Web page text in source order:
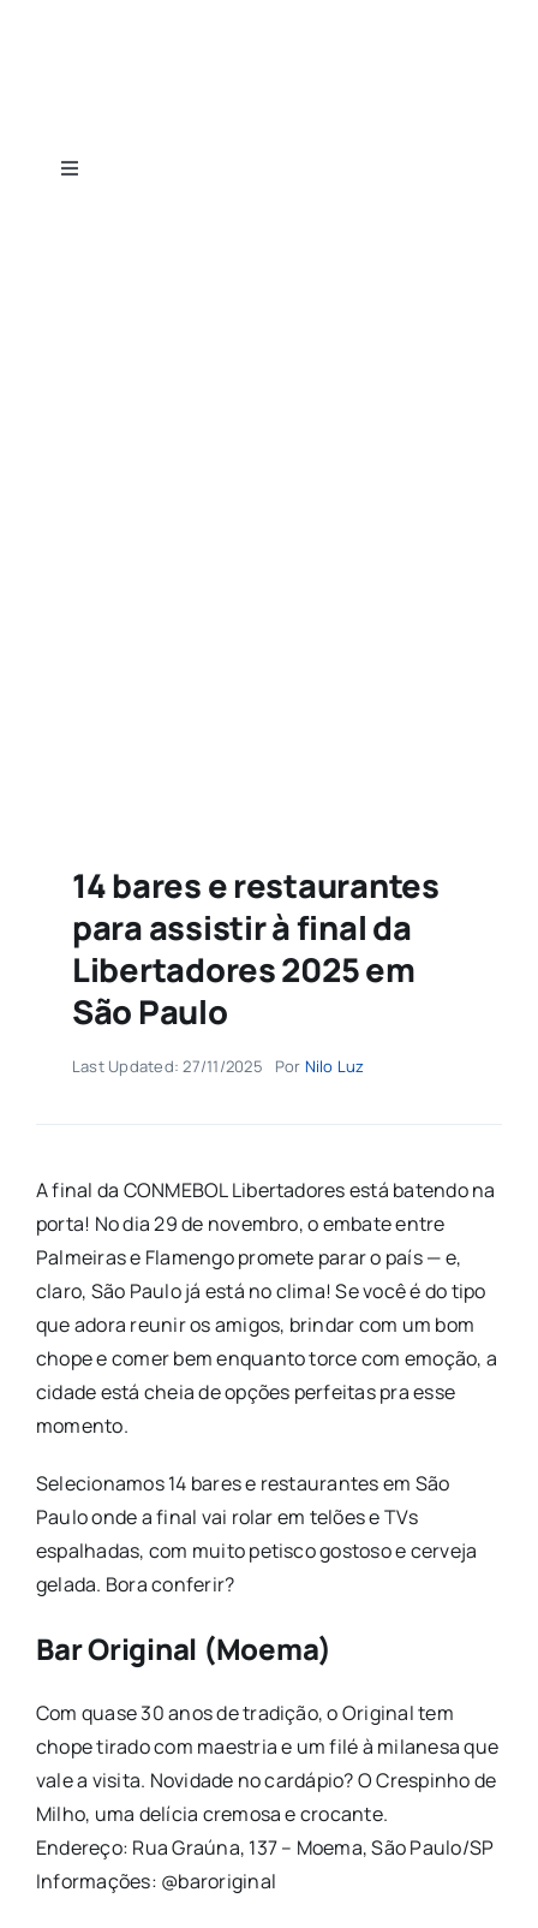
Toggle
14 bares e restaurantes
para assistir à final da
Libertadores 2025 em
São Paulo
Last Updated: 27/11/2025 Por Nilo Luz
A final da CONMEBOL Libertadores está batendo na
porta! No dia 29 de novembro, o embate entre
Palmeiras e Flamengo promete parar o país — e,
claro, São Paulo já está no clima! Se você é do tipo
que adora reunir os amigos, brindar com um bom
chope e comer bem enquanto torce com emoção, a
cidade está cheia de opções perfeitas pra esse
momento.
Selecionamos 14 bares e restaurantes em São
Paulo onde a final vai rolar em telões e TVs
espalhadas, com muito petisco gostoso e cerveja
gelada. Bora conferir?
Bar Original (Moema)
Com quase 30 anos de tradição, o Original tem
chope tirado com maestria e um filé à milanesa que
vale a visita. Novidade no cardápio? O Crespinho de
Milho, uma delícia cremosa e crocante.
Endereço: Rua Graúna, 137 – Moema, São Paulo/SP
Informações: @baroriginal